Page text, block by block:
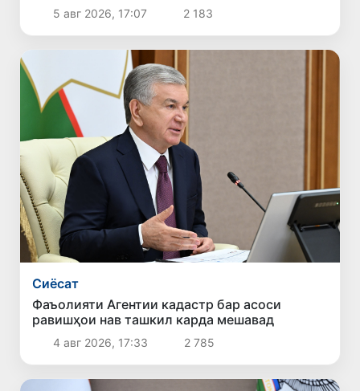
5 авг 2026, 17:07 2 183
Сиёсат
Фаъолияти Агентии кадастр бар асоси
равишҳои нав ташкил карда мешавад
4 авг 2026, 17:33 2 785